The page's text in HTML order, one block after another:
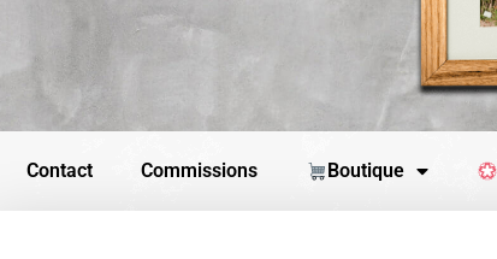
Contact Commissions Boutique